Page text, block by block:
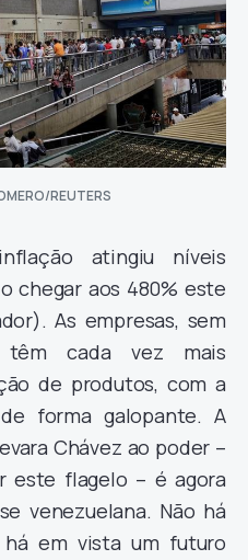
REUTERS
atingiu níveis
chegar aos 480% este
As empresas, sem
têm cada vez mais
de produtos, com a
forma galopante. A
Chávez ao poder –
este flagelo – é agora
venezuelana. Não há
em vista um futuro